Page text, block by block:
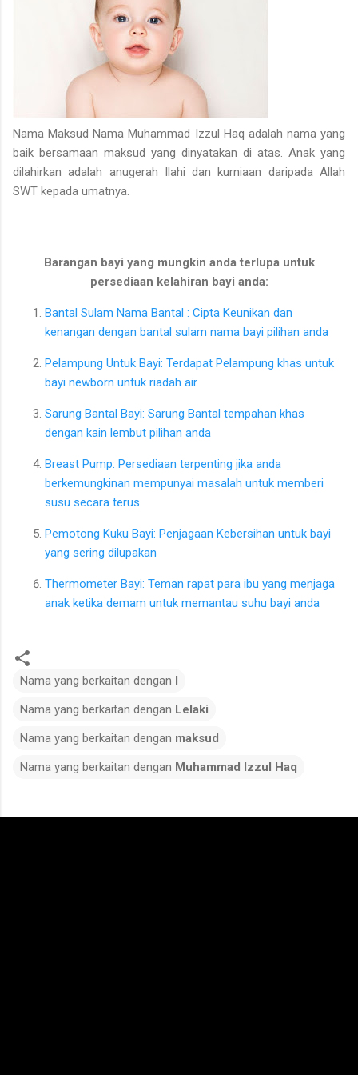
Nama Maksud Nama Muhammad Izzul Haq adalah nama yang
baik bersamaan maksud yang dinyatakan di atas. Anak yang
dilahirkan adalah anugerah Ilahi dan kurniaan daripada Allah
SWT kepada umatnya.
Barangan bayi yang mungkin anda terlupa untuk
persediaan kelahiran bayi anda:
Bantal Sulam Nama Bantal : Cipta Keunikan dan
kenangan dengan bantal sulam nama bayi pilihan anda
Pelampung Untuk Bayi: Terdapat Pelampung khas untuk
bayi newborn untuk riadah air
Sarung Bantal Bayi: Sarung Bantal tempahan khas
dengan kain lembut pilihan anda
Breast Pump: Persediaan terpenting jika anda
berkemungkinan mempunyai masalah untuk memberi
susu secara terus
Pemotong Kuku Bayi: Penjagaan Kebersihan untuk bayi
yang sering dilupakan
Thermometer Bayi: Teman rapat para ibu yang menjaga
anak ketika demam untuk memantau suhu bayi anda
Nama yang berkaitan dengan I
Nama yang berkaitan dengan Lelaki
Nama yang berkaitan dengan maksud
Nama yang berkaitan dengan Muhammad Izzul Haq